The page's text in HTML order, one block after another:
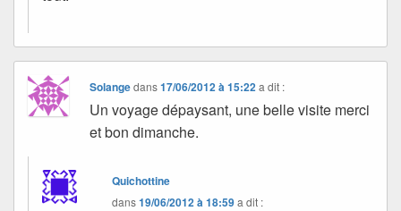
Solangedans17/06/2012 à 15:22 a dit :
Un voyage dépaysant, une belle visite merci
et bon dimanche.
Quichottine
dans19/06/2012 à 18:59a dit :